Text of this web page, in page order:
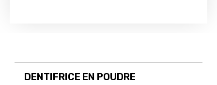
DENTIFRICE EN POUDRE